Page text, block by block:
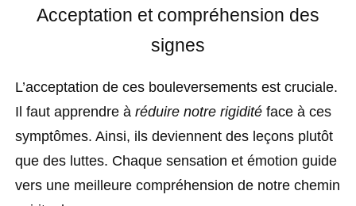
Acceptation et compréhension des
signes
L’acceptation de ces bouleversements est cruciale.
Il faut apprendre à réduire notre rigidité face à ces
symptômes. Ainsi, ils deviennent des leçons plutôt
que des luttes. Chaque sensation et émotion guide
vers une meilleure compréhension de notre chemin